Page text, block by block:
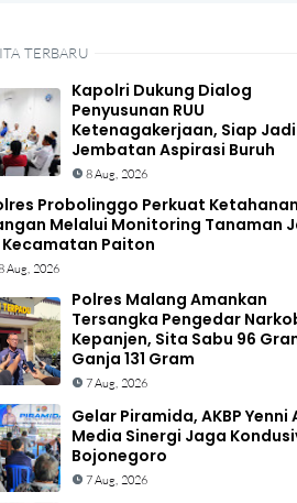
TERBARU
Kapolri Dukung Dialog
Penyusunan RUU
Ketenagakerjaan, Siap Jadi
Jembatan Aspirasi Buruh
8 Aug, 2026
Probolinggo Perkuat Ketahanan
Melalui Monitoring Tanaman
Kecamatan Paiton
Aug, 2026
Polres Malang Amankan
Tersangka Pengedar
Kepanjen, Sita Sabu 96
Ganja 131 Gram
7 Aug, 2026
Gelar Piramida, AKBP Yenni
Media Sinergi Jaga
Bojonegoro
7 Aug, 2026